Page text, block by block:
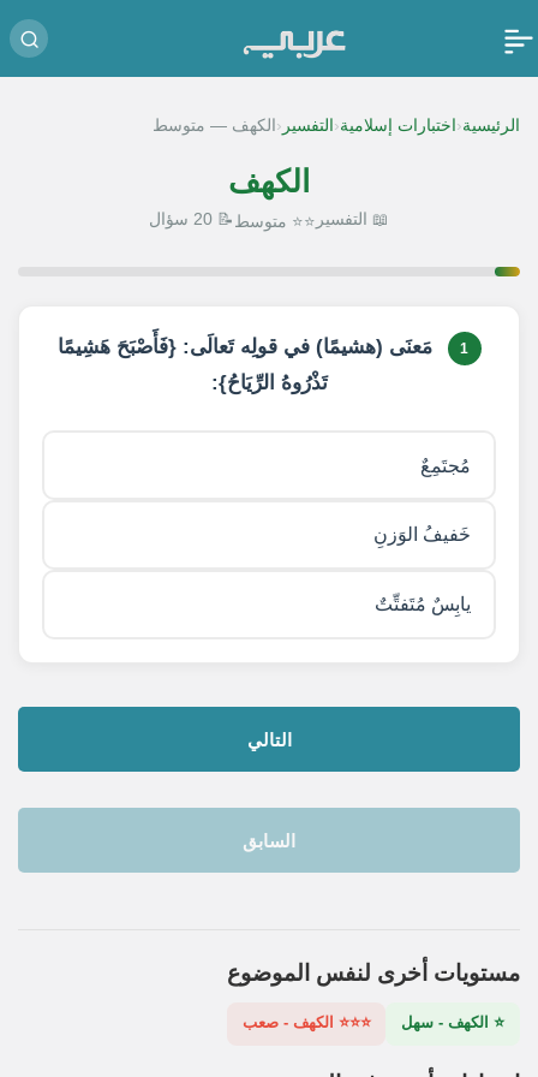
الرئيسية‹ اختبارات إسلامية‹ التفسير ‹ الكهف — متوسط
الكهف
📖 التفسير ⭐⭐ متوسط 📝 20 سؤال
1
مَعنَى (هشيمًا) في قولِه تَعالَى: {فَأَصْبَحَ هَشِيمًا
تَذْرُوهُ الرِّيَاحُ}:
مُجتَمِعٌ
خَفيفُ الوَزنِ
يابِسٌ مُتَفتِّتٌ
السابق
التالي
مستويات أخرى لنفس الموضوع
⭐ الكهف - سهل ⭐⭐⭐ الكهف - صعب